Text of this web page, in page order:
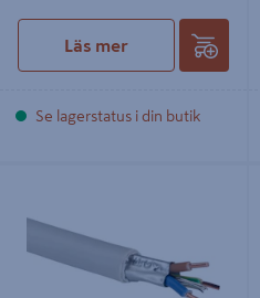
Läs mer
Se lagerstatus i din butik